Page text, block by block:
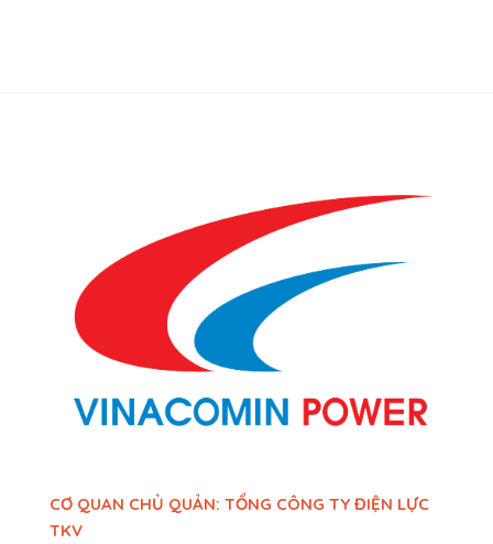
CƠ QUAN CHỦ QUẢN: TỔNG CÔNG TY ĐIỆN LỰC
TKV